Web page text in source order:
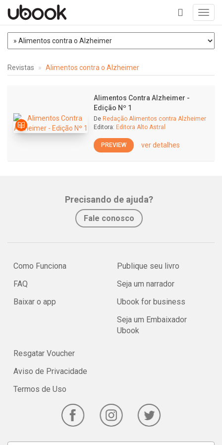
+
Revistas Alimentos contra o Alzheimer
Alimentos Contra Alzheimer -
Edição Nº 1
De Redação Alimentos contra Alzheimer
Editora: Editora Alto Astral
PREVIEW ver detalhes
Precisando de ajuda?
Fale conosco
Como Funciona
FAQ
Baixar o app
Publique seu livro
Seja um narrador
Ubook for business
Seja um Embaixador
Ubook
Resgatar Voucher
Aviso de Privacidade
Termos de Uso